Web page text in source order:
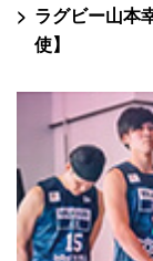
ラグビー山本
使】